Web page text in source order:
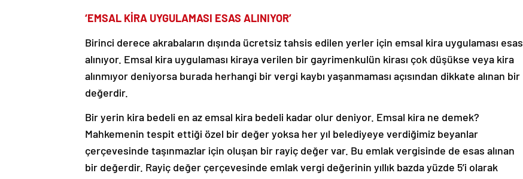
‘EMSAL KİRA UYGULAMASI ESAS ALINIYOR’
Birinci derece akrabaların dışında ücretsiz tahsis edilen yerler için emsal kira uygulaması esas
alınıyor. Emsal kira uygulaması kiraya verilen bir gayrimenkulün kirası çok düşükse veya kira
alınmıyor deniyorsa burada herhangi bir vergi kaybı yaşanmaması açısından dikkate alınan bir
değerdir.
Bir yerin kira bedeli en az emsal kira bedeli kadar olur deniyor. Emsal kira ne demek?
Mahkemenin tespit ettiği özel bir değer yoksa her yıl belediyeye verdiğimiz beyanlar
çerçevesinde taşınmazlar için oluşan bir rayiç değer var. Bu emlak vergisinde de esas alınan
bir değerdir. Rayiç değer çerçevesinde emlak vergi değerinin yıllık bazda yüzde 5’i olarak